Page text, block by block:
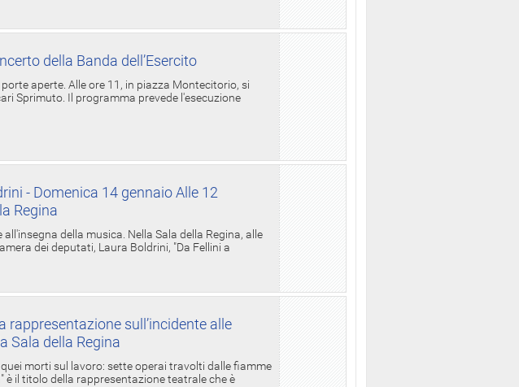
della Banda dell’Esercito
aperte. Alle ore 11, in piazza Montecitorio, si
Sprimuto. Il programma prevede l'esecuzione
- Domenica 14 gennaio Alle 12
Regina
della musica. Nella Sala della Regina, alle
dei deputati, Laura Boldrini, "Da Fellini a
sull’incidente alle
Sala della Regina
morti sul lavoro: sette operai travolti dalle fiamme
è il titolo della rappresentazione teatrale che è